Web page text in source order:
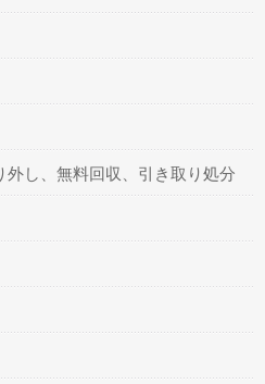
外し、無料回収、引き取り処分